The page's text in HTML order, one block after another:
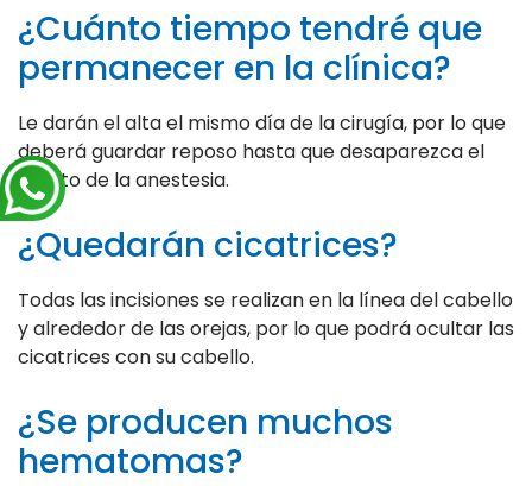
¿Cuánto tiempo tendré que
permanecer en la clínica?
Le darán el alta el mismo día de la cirugía, por lo que
deberá guardar reposo hasta que desaparezca el
efecto de la anestesia.
¿Quedarán cicatrices?
Todas las incisiones se realizan en la línea del cabello
y alrededor de las orejas, por lo que podrá ocultar las
cicatrices con su cabello.
¿Se producen muchos
hematomas?